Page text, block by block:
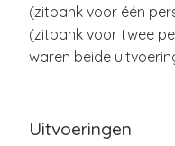
(zitbank voor één
(zitbank voor twee
waren beide
Uitvoeringen